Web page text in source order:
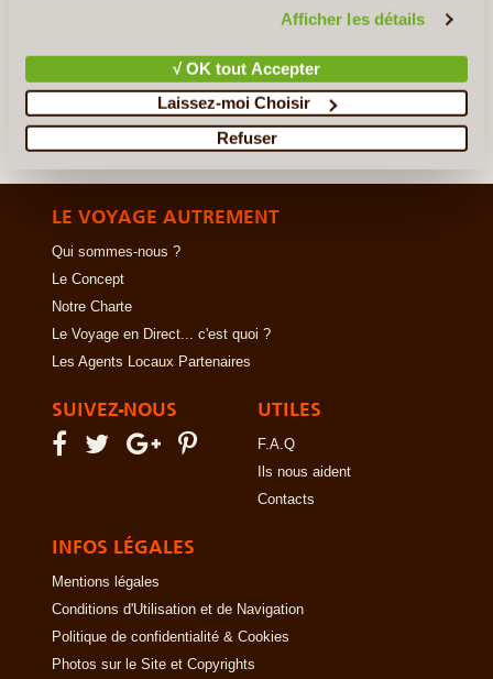
Afficher les détails
√ OK tout Accepter
Laissez-moi Choisir
Refuser
Tous les circuits en Finlande»
LE VOYAGE AUTREMENT
Qui sommes-nous ?
Le Concept
Notre Charte
Le Voyage en Direct... c'est quoi ?
Les Agents Locaux Partenaires
SUIVEZ-NOUS UTILES
F.A.Q
Ils nous aident
Contacts
INFOS LÉGALES
Mentions légales
Conditions d'Utilisation et de Navigation
Politique de confidentialité & Cookies
Photos sur le Site et Copyrights